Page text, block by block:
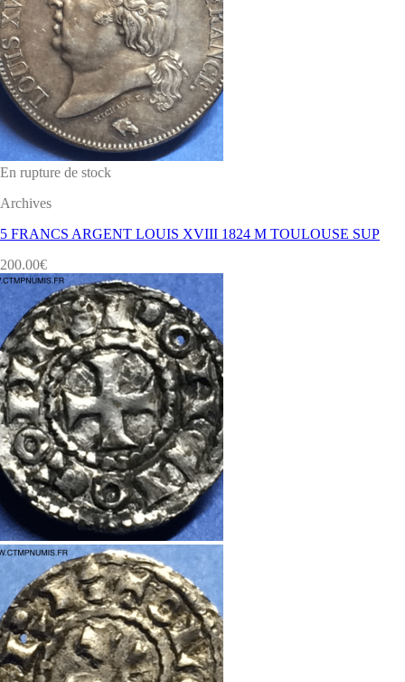
En rupture de stock
Archives
5 FRANCS ARGENT LOUIS XVIII 1824 M TOULOUSE SUP
200.00€